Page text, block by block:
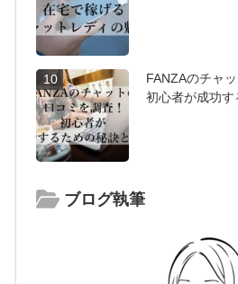
10
FANZAのチャ
初心者が成功す
ブログ執筆